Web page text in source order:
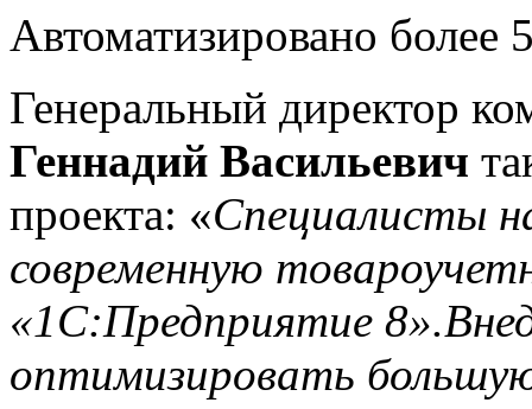
Автоматизировано более
Генеральный директор
Геннадий Васильевич
проекта: «Специалисты
современную
«1С:Предприятие
оптимизировать